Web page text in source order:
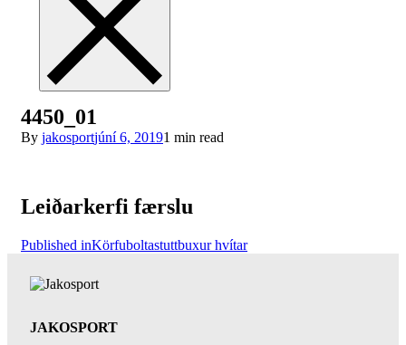
4450_01
By jakosportjúní 6, 20191 min read
Leiðarkerfi færslu
Published inKörfuboltastuttbuxur hvítar
JAKOSPORT